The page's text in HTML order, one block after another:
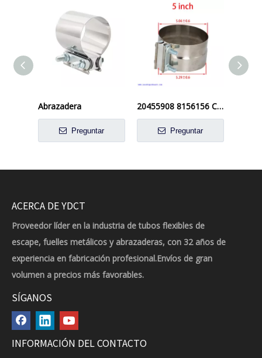
Abrazadera
Preguntar
20455908 8156156 CLAMPS DE ALCACIÓN CLAMP de banda 5 'Junta de vuelta - Conexión de la banda de escape de la junta de acero inoxidable para el tubo de escape de 5 ' OD a 5 'ID, silenciador, codo y tubo de escape Conexión
Preguntar
ACERCA DE YDCT
Proveedor líder en la industria de tubos flexibles de
escape, fuelles metálicos y abrazaderas, con 32 años de
experiencia en fabricación profesional.Envíos de gran
volumen a precios más favorables.
SÍGANOS
INFORMACIÓN DEL CONTACTO